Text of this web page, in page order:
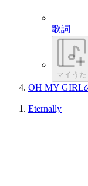
歌詞
マイうた
OH MY GIRL
Eternally